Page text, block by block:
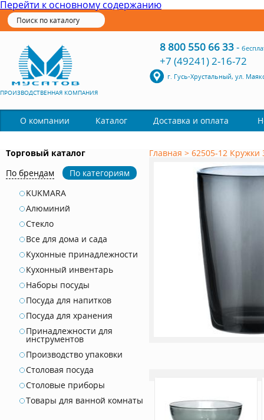
Перейти к основному содержанию
ПРОИЗВОДСТВЕННАЯ КОМПАНИЯ
8 800 550 66 33-
+7 (49241) 2-16-72
г. Гусь-Хрустальный, ул.
О компании Каталог Доставка и оплата
Торговый каталог
По брендам
По категориям
KUKMARA
Алюминий
Стекло
Все для дома и сада
Кухонные принадлежности
Кухонный инвентарь
Наборы посуды
Посуда для напитков
Посуда для хранения
Принадлежности для
инструментов
Производство упаковки
Столовая посуда
Столовые приборы
Товары для ванной комнаты
Главная > 62505-12 Кружки